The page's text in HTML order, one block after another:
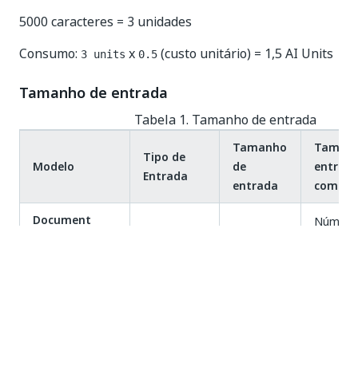
5000 caracteres = 3 unidades
Consumo: 3 units x 0.5 (custo unitário) = 1,5 AI Units
Tamanho de entrada
Tabela 1. Tamanho de entrada
Modelo
Tipo de
Entrada
Tamanho
de
entrada
Document